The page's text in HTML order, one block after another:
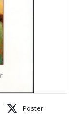
Poster